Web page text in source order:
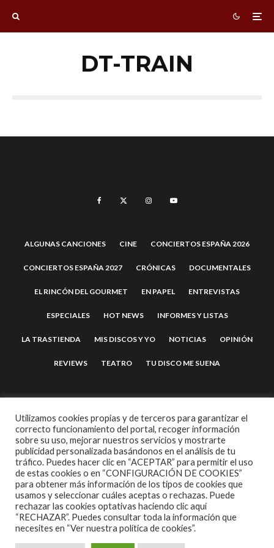
DT-TRAIN
ALGUNAS CANCIONES CINE CONCIERTOS ESPAÑA 2026
CONCIERTOS ESPAÑA 2027 CRÓNICAS DOCUMENTALES
EL RINCÓN DEL GOURMET EN PAPEL ENTREVISTAS
ESPECIALES HOT NEWS INFORMES Y LISTAS
LA TRASTIENDA MIS DISCOS Y YO NOTICIAS OPINIÓN
REVIEWS TEATRO TU DISCO ME SUENA
2007 COPYRIGHT -CODETIPITHEME
Utilizamos cookies propias y de terceros para garantizar el
correcto funcionamiento del portal, recoger información
sobre su uso, mejorar nuestros servicios y mostrarte
publicidad personalizada basándonos en el análisis de tu
tráfico. Puedes hacer clic en “ACEPTAR” para permitir el uso
de estas cookies o en “CONFIGURACIÓN DE COOKIES”
para obtener más información de los tipos de cookies que
usamos y seleccionar cuáles aceptas o rechazas. Puede
rechazar las cookies optativas haciendo clic aquí
“RECHAZAR”. Puedes consultar toda la información que
necesites en “Ver nuestra política de cookies”.